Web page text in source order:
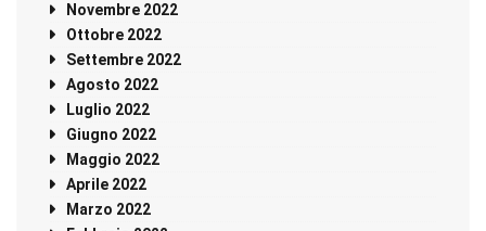
Novembre 2022
Ottobre 2022
Settembre 2022
Agosto 2022
Luglio 2022
Giugno 2022
Maggio 2022
Aprile 2022
Marzo 2022